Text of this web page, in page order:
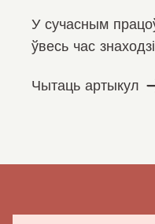
У сучасным
ўвесь час
заставацца
Чытаць артыкул